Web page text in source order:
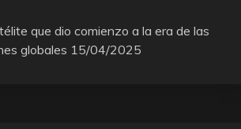
que dio comienzo a la era de las
globales 15/04/2025